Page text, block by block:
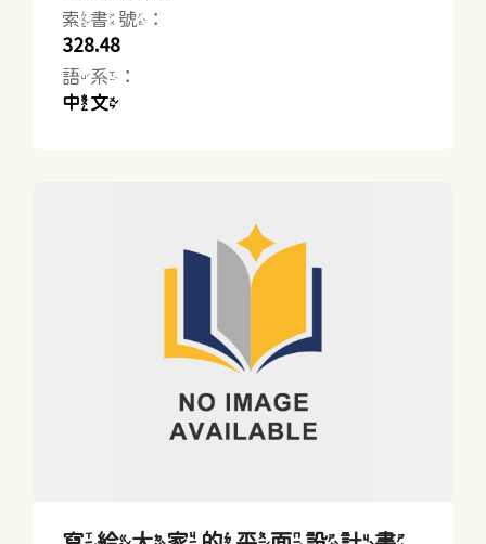
索書號：
328.48
語系：
中文